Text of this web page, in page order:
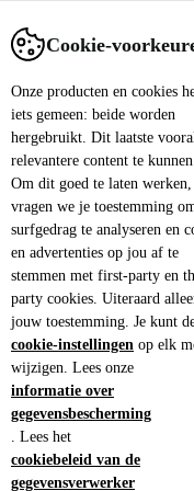
Cookie-
Onze producten en cookies
iets gemeen: beide worden
hergebruikt. Dit laatste
relevantere content te
Om dit goed te laten werken,
vragen we je toestemming
surfgedrag te analyseren en
en advertenties op jou af te
stemmen met first-party en
party cookies. Uiteraard
jouw toestemming. Je kunt
cookie-instellingen op elk
wijzigen. Lees onze
informatie over
gegevensbescherming
. Lees het
cookiebeleid van de
gegevensverwerker
Verkopen Support
Smartphones
| i7-
Win 11 Home | PT